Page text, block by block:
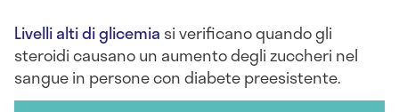
Livelli alti di glicemia si verificano quando gli
steroidi causano un aumento degli zuccheri nel
sangue in persone con diabete preesistente.